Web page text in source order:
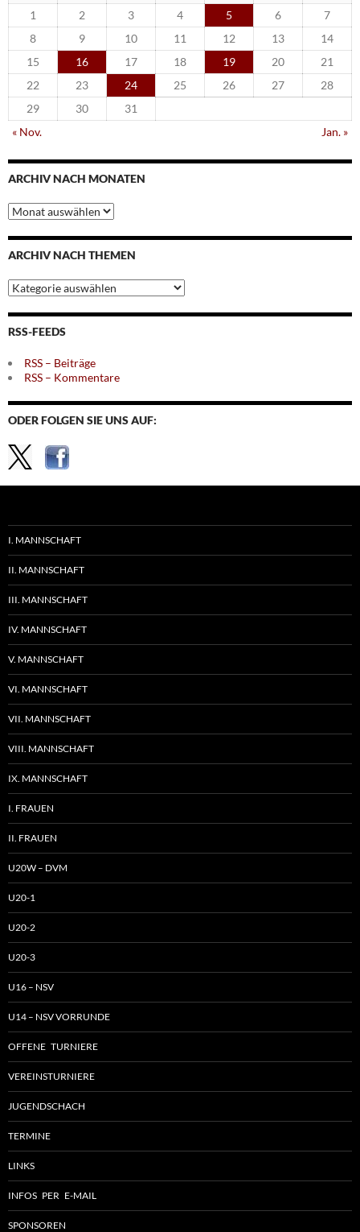
1
2 3 4 5 6
7
8
9 10 11 12 13
14
15
16 17 18 19 20
21
22
23 24 25 26 27
28
29
30
31
« Nov.
Jan. »
ARCHIV NACH MONATEN
Archiv
nach
Monaten
ARCHIV NACH THEMEN
Archiv
nach
Themen
RSS-FEEDS
RSS – Beiträge
RSS – Kommentare
ODER FOLGEN SIE UNS AUF:
I. MANNSCHAFT
II. MANNSCHAFT
III. MANNSCHAFT
IV. MANNSCHAFT
V. MANNSCHAFT
VI. MANNSCHAFT
VII. MANNSCHAFT
VIII. MANNSCHAFT
IX. MANNSCHAFT
I. FRAUEN
II. FRAUEN
U20W – DVM
U20-1
U20-2
U20-3
U16 – NSV
U14 – NSV VORRUNDE
OFFENE TURNIERE
VEREINSTURNIERE
JUGENDSCHACH
TERMINE
LINKS
INFOS PER E-MAIL
SPONSOREN